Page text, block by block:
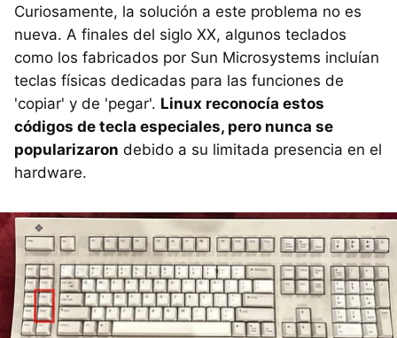
Curiosamente, la solución a este problema no es
nueva. A finales del siglo XX, algunos teclados
como los fabricados por Sun Microsystems incluían
teclas físicas dedicadas para las funciones de
'copiar' y de 'pegar'. Linux reconocía estos
códigos de tecla especiales, pero nunca se
popularizaron debido a su limitada presencia en el
hardware.